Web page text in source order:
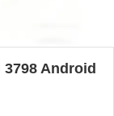
3798 Android